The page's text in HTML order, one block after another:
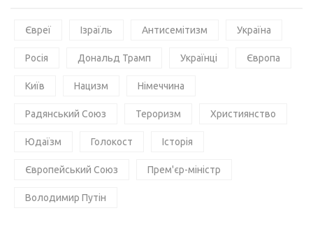
Євреї Ізраїль Антисемітизм Україна
Росія Дональд Трамп Українці Європа
Київ Нацизм Німеччина
Радянський Союз Тероризм Християнство
Юдаїзм Голокост Історія
Європейський Союз Прем'єр-міністр
Володимир Путін